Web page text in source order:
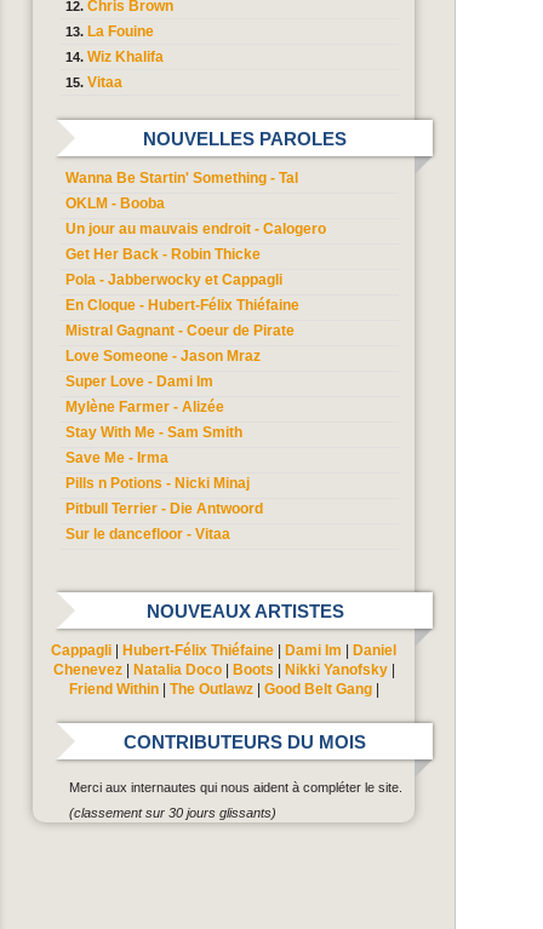
Chris Brown
La Fouine
Wiz Khalifa
Vitaa
NOUVELLES PAROLES
Wanna Be Startin' Something - Tal
OKLM - Booba
Un jour au mauvais endroit - Calogero
Get Her Back - Robin Thicke
Pola - Jabberwocky et Cappagli
En Cloque - Hubert-Félix Thiéfaine
Mistral Gagnant - Coeur de Pirate
Love Someone - Jason Mraz
Super Love - Dami Im
Mylène Farmer - Alizée
Stay With Me - Sam Smith
Save Me - Irma
Pills n Potions - Nicki Minaj
Pitbull Terrier - Die Antwoord
Sur le dancefloor - Vitaa
NOUVEAUX ARTISTES
Cappagli Hubert-Félix Thiéfaine Dami Im
Daniel
Chenevez| Natalia Doco| Boots Nikki Yanofsky|
Friend Within| The Outlawz| Good Belt Gang|
CONTRIBUTEURS DU MOIS
Merci aux internautes qui nous aident à compléter le site.
(classement sur 30 jours glissants)